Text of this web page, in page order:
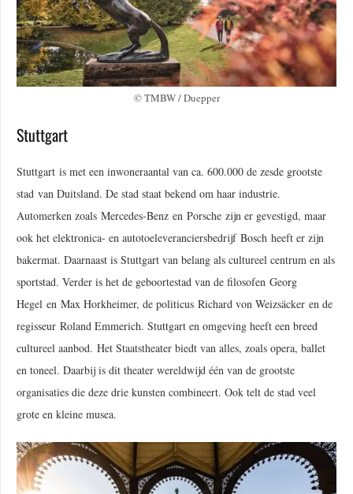
© TMBW / Duepper
Stuttgart
Stuttgart is met een inwoneraantal van ca. 600.000 de zesde grootste
stad van Duitsland. De stad staat bekend om haar industrie.
Automerken zoals Mercedes-Benz en Porsche zijn er gevestigd, maar
ook het elektronica- en autotoeleveranciersbedrijf Bosch heeft er zijn
bakermat. Daarnaast is Stuttgart van belang als cultureel centrum en als
sportstad. Verder is het de geboortestad van de filosofen Georg
Hegel en Max Horkheimer, de politicus Richard von Weizsäcker en de
regisseur Roland Emmerich. Stuttgart en omgeving heeft een breed
cultureel aanbod. Het Staatstheater biedt van alles, zoals opera, ballet
en toneel. Daarbij is dit theater wereldwijd één van de grootste
organisaties die deze drie kunsten combineert. Ook telt de stad veel
grote en kleine musea.